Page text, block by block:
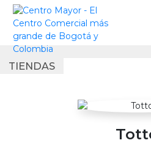
Skip
TIENDAS